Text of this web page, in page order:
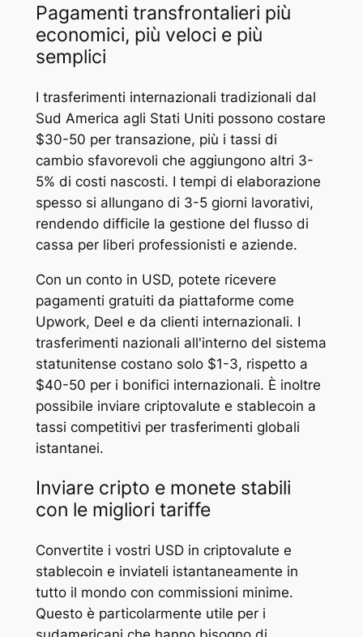
Pagamenti transfrontalieri più
economici, più veloci e più
semplici
I trasferimenti internazionali tradizionali dal
Sud America agli Stati Uniti possono costare
$30-50 per transazione, più i tassi di
cambio sfavorevoli che aggiungono altri 3-
5% di costi nascosti. I tempi di elaborazione
spesso si allungano di 3-5 giorni lavorativi,
rendendo difficile la gestione del flusso di
cassa per liberi professionisti e aziende.
Con un conto in USD, potete ricevere
pagamenti gratuiti da piattaforme come
Upwork, Deel e da clienti internazionali. I
trasferimenti nazionali all'interno del sistema
statunitense costano solo $1-3, rispetto a
$40-50 per i bonifici internazionali. È inoltre
possibile inviare criptovalute e stablecoin a
tassi competitivi per trasferimenti globali
istantanei.
Inviare cripto e monete stabili
con le migliori tariffe
Convertite i vostri USD in criptovalute e
stablecoin e inviateli istantaneamente in
tutto il mondo con commissioni minime.
Questo è particolarmente utile per i